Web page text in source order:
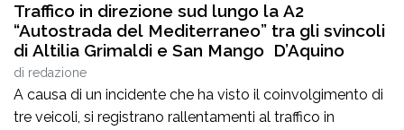
Traffico in direzione sud lungo la A2
“Autostrada del Mediterraneo” tra gli svincoli
di Altilia Grimaldi e San Mango D’Aquino
di redazione
A causa di un incidente che ha visto il coinvolgimento di
tre veicoli, si registrano rallentamenti al traffico in